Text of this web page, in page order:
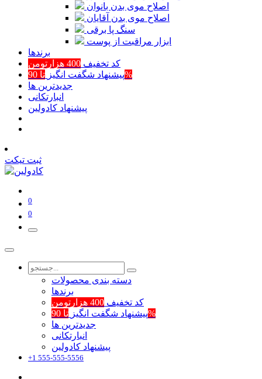
اصلاح موی بدن بانوان
اصلاح موی بدن آقایان
سنگ پا برقی
ابزار مراقبت از پوست
برند‌ها
کد تخفیف 400 هزارتومن
پیشنهاد شگفت انگیزتا 90%
جدیدترین ها
انبارتکانی
پیشنهاد کادولین
ثبت تیکت
0
0
دسته بندی محصولات
برند‌ها
کد تخفیف 400 هزارتومن
پیشنهاد شگفت انگیزتا 90%
جدیدترین ها
انبارتکانی
پیشنهاد کادولین
+1 555-555-5556